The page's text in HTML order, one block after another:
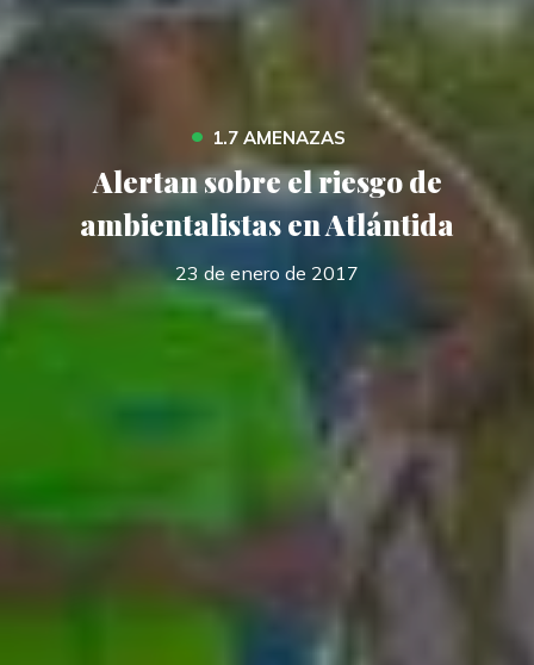
• 1.7 AMENAZAS
Alertan sobre el riesgo de
ambientalistas en Atlántida
23 de enero de 2017